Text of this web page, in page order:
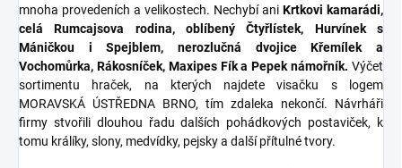
mnoha provedeních a velikostech. Nechybí ani Krtkovi kamarádi,
celá Rumcajsova rodina, oblíbený Čtyřlístek, Hurvínek s
Máničkou i Spejblem, nerozlučná dvojice Křemílek a
Vochomůrka, Rákosníček, Maxipes Fík a Pepek námořník. Výčet
sortimentu hraček, na kterých najdete visačku s logem
MORAVSKÁ ÚSTŘEDNA BRNO, tím zdaleka nekončí. Návrháři
firmy stvořili dlouhou řadu dalších pohádkových postaviček, k
tomu králíky, slony, medvídky, pejsky a další přítulné tvory.